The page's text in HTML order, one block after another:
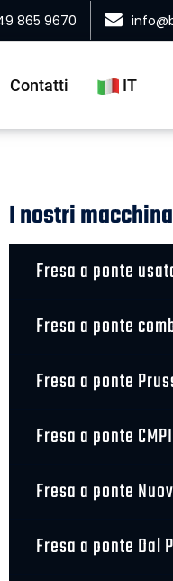
865 9670
Contatti IT
I nostri
Fresa a ponte
Fresa a ponte
Fresa a ponte
Fresa a ponte CMPI
Fresa a ponte
Fresa a ponte Dal